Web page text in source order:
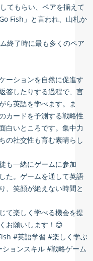
てもらい、ペアを揃えて
Fish」と言われ、山札か
終了時に最も多くのペア
ーションを自然に促進す
答したりする過程で、言
ら英語を学べます。ま
カードを予測する戦略性
白いところです。集中力
の社交性も育む素晴らし
も一緒にゲームに参加
た。ゲームを通して英語
、笑顔が絶えない時間と
て楽しく学べる機会を提
お願いします！😊
#英語学習 #楽しく学ぶ
ョンスキル #戦略ゲーム